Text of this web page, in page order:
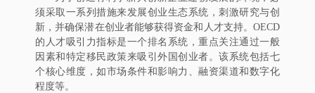
须采取一系列措施来发展创业生态系统，刺激研究与创
新，并确保潜在创业者能够获得资金和人才支持。OECD
的人才吸引力指标是一个排名系统，重点关注通过一般
因素和特定移民政策来吸引外国创业者。该系统包括七
个核心维度，如市场条件和影响力、融资渠道和数字化
程度等。